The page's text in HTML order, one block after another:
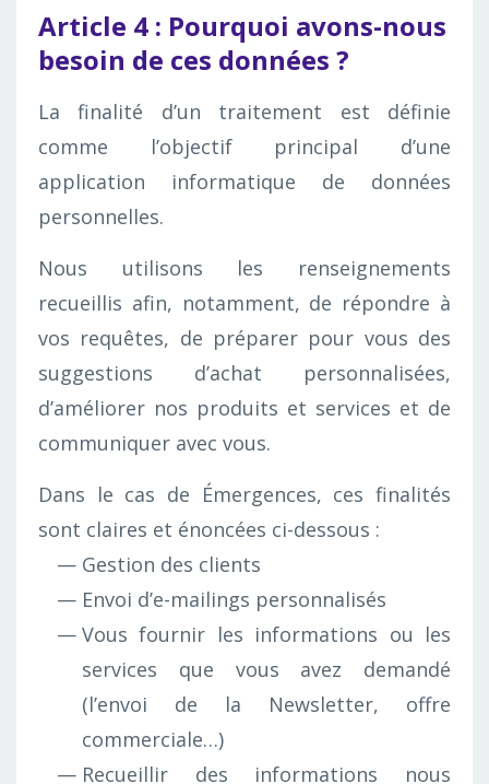
Article 4 : Pourquoi avons-nous
besoin de ces données ?
La finalité d’un traitement est définie
comme l’objectif principal d’une
application informatique de données
personnelles.
Nous utilisons les renseignements
recueillis afin, notamment, de répondre à
vos requêtes, de préparer pour vous des
suggestions d’achat personnalisées,
d’améliorer nos produits et services et de
communiquer avec vous.
Dans le cas de Émergences, ces finalités
sont claires et énoncées ci-dessous :
Gestion des clients
Envoi d’e-mailings personnalisés
Vous fournir les informations ou les
services que vous avez demandé
(l’envoi de la Newsletter, offre
commerciale…)
Recueillir des informations nous